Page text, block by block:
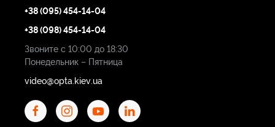
+38 (095) 454-14-04
+38 (098) 454-14-04
Звоните с 10:00 до 18:30
Понедельник – Пятница
video@opta.kiev.ua